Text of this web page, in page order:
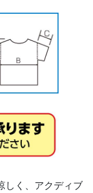
しく、アクディブ